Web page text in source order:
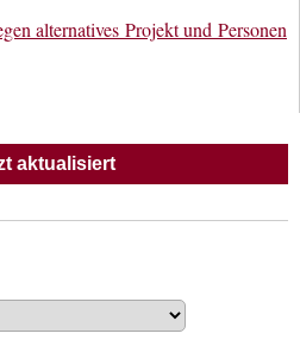
alternatives Projekt und Personen
aktualisiert